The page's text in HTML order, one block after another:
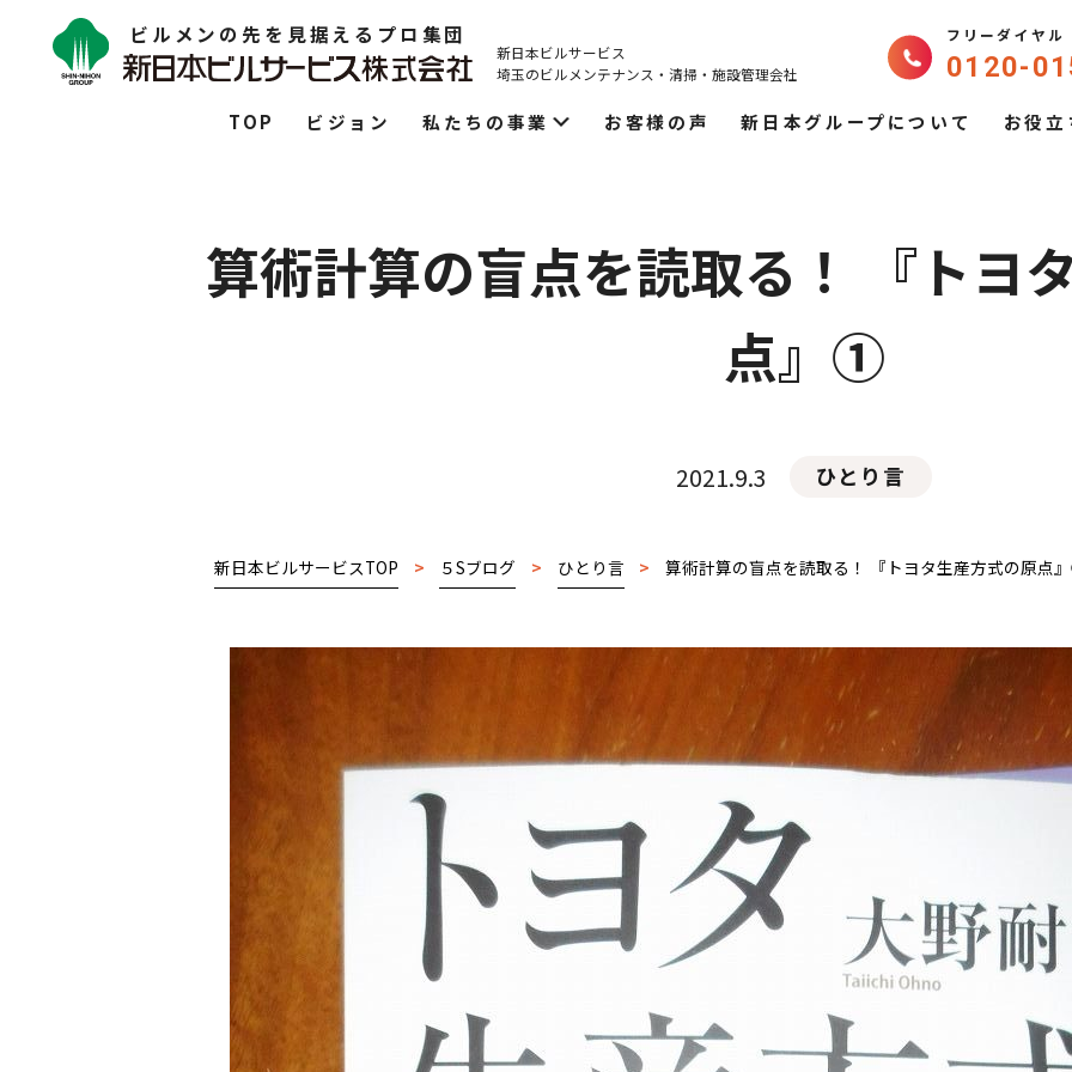
ビルメンの先を見据えるプロ集団
新日本ビルサービス
埼玉のビルメンテナンス・ 清掃・施設管理会社
フリーダイヤル
0120-
TOP ビジョン 私たちの事業 お客様の声 新日本グループについて お役
算術計算の盲点を読取る！ 『トヨ
点』①
2021.9.3 ひとり言
新日本ビルサービスTOP > ５Sブログ > ひとり言 > 算術計算の盲点を読取る！ 『トヨタ生産方式の原点